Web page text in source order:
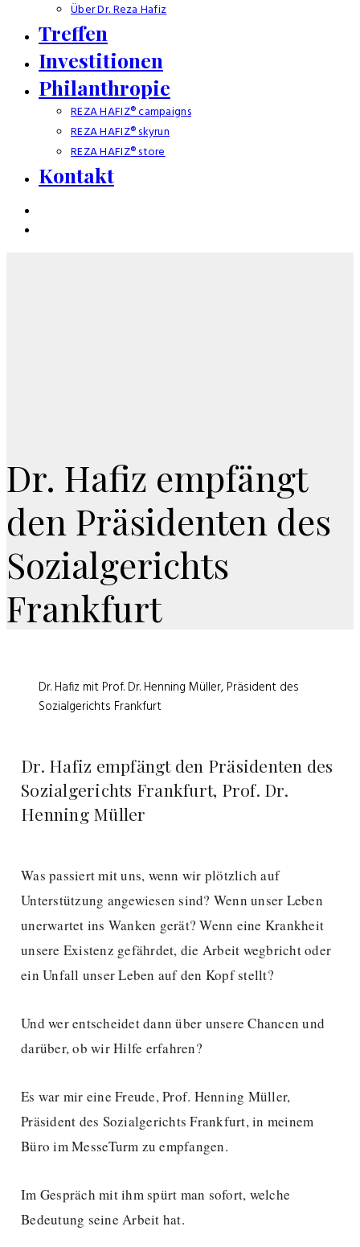
Über Dr. Reza Hafiz
Treffen
Investitionen
Philanthropie
REZA HAFIZ® campaigns
REZA HAFIZ® skyrun
REZA HAFIZ® store
Kontakt
Dr. Hafiz empfängt
den Präsidenten des
Sozialgerichts
Frankfurt
Dr. Hafiz mit Prof. Dr. Henning Müller, Präsident des
Sozialgerichts Frankfurt
Dr. Hafiz empfängt den Präsidenten des
Sozialgerichts Frankfurt, Prof. Dr.
Henning Müller
Was passiert mit uns, wenn wir plötzlich auf
Unterstützung angewiesen sind? Wenn unser Leben
unerwartet ins Wanken gerät? Wenn eine Krankheit
unsere Existenz gefährdet, die Arbeit wegbricht oder
ein Unfall unser Leben auf den Kopf stellt?
Und wer entscheidet dann über unsere Chancen und
darüber, ob wir Hilfe erfahren?
Es war mir eine Freude, Prof. Henning Müller,
Präsident des Sozialgerichts Frankfurt, in meinem
Büro im MesseTurm zu empfangen.
Im Gespräch mit ihm spürt man sofort, welche
Bedeutung seine Arbeit hat.